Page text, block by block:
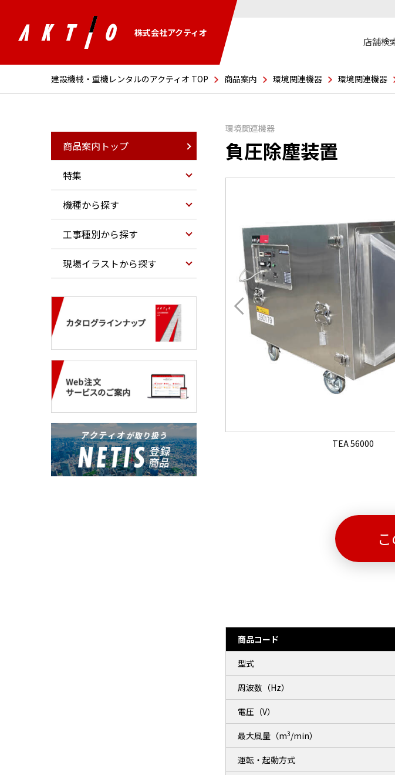
株式会社アクティオ
店舗検
建設機械・重機レンタルのアクティオ TOP 商品案内 環境関連機器 環境関連機器
環境関連機器
負圧除塵装置
TEA 56000
商品コード
型式
周波数（Hz）
電圧（V）
最大風量（m3/min）
運転・起動方式
商品案内トップ
特集
機種から探す
工事種別から探す
現場イラストから探す